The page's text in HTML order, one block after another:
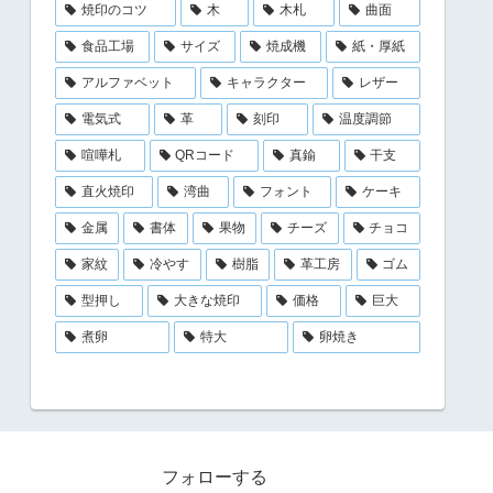
焼印のコツ 木 木札 曲面
食品工場 サイズ 焼成機 紙・厚紙
アルファベット キャラクター レザー
電気式 革 刻印 温度調節
喧嘩札 QRコード 真鍮 干支
直火焼印 湾曲 フォント ケーキ
金属 書体 果物 チーズ チョコ
家紋 冷やす 樹脂 革工房 ゴム
型押し 大きな焼印 価格 巨大
煮卵 特大 卵焼き
フォローする